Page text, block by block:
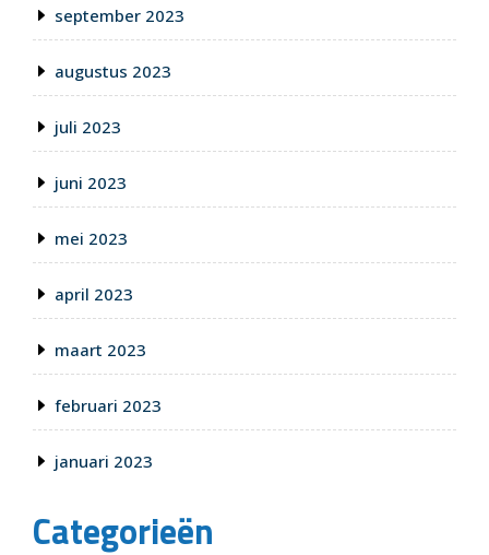
september 2023
augustus 2023
juli 2023
juni 2023
mei 2023
april 2023
maart 2023
februari 2023
januari 2023
Categorieën